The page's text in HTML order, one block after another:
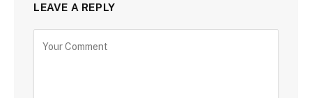
LEAVE A REPLY